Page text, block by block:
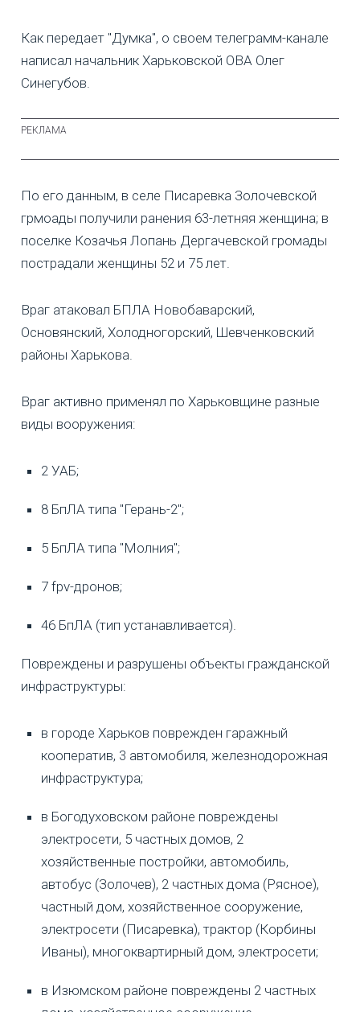
Как передает "Думка", о своем телеграмм-канале
написал начальник Харьковской ОВА Олег
Синегубов.
По его данным, в селе Писаревка Золочевской
грмоады получили ранения 63-летняя женщина; в
поселке Козачья Лопань Дергачевской громады
пострадали женщины 52 и 75 лет.
Враг атаковал БПЛА Новобаварский,
Основянский, Холодногорский, Шевченковский
районы Харькова.
Враг активно применял по Харьковщине разные
виды вооружения:
2 УАБ;
8 БпЛА типа "Герань-2";
5 БпЛА типа "Молния";
7 fpv-дронов;
46 БпЛА (тип устанавливается).
Повреждены и разрушены объекты гражданской
инфраструктуры:
в городе Харьков поврежден гаражный
кооператив, 3 автомобиля, железнодорожная
инфраструктура;
в Богодуховском районе повреждены
электросети, 5 частных домов, 2
хозяйственные постройки, автомобиль,
автобус (Золочев), 2 частных дома (Рясное),
частный дом, хозяйственное сооружение,
электросети (Писаревка), трактор (Корбины
Иваны), многоквартирный дом, электросети;
в Изюмском районе повреждены 2 частных